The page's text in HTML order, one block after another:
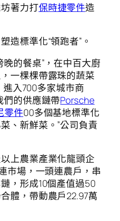
著力打保時捷零件造
造標準化“領跑者”。
的餐桌”，在中百大廚
一棵棵帶露珠的蔬菜
進入700多家城市商
們的供應鏈帶Porsche
零件00多個基地標準化
、新鮮菜。”公司負責
上農業產業化龍頭企
市場，一頭連農戶，串
，形成10個產值過50
體，帶動農戶22.97萬